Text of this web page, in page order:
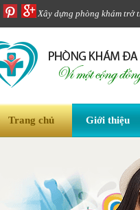
Xây dựng phòng khám trở
Trang chủ Giới thiệu